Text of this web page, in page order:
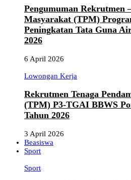
Pengumuman Rekrutmen
Masyarakat (TPM)
Peningkatan Tata Guna
2026
6 April 2026
Lowongan Kerja
Rekrutmen Tenaga
(TPM) P3-TGAI BBWS
Tahun 2026
3 April 2026
Beasiswa
Sport
Sport